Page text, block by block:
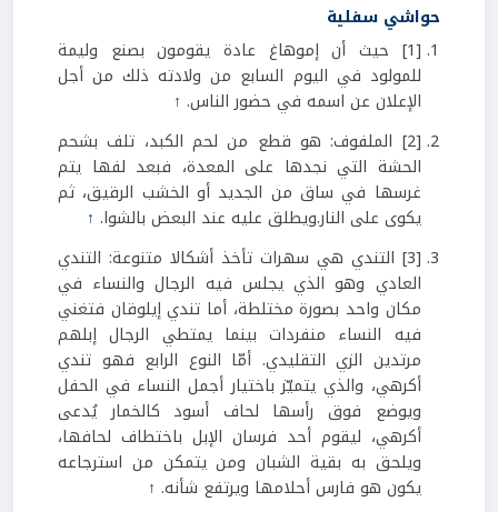
حواشي سفلية
[1] حيث أن إموهاغ عادة يقومون بصنع وليمة
للمولود في اليوم السابع من ولادته ذلك من أجل
الإعلان عن اسمه في حضور الناس. ↑
[2] الملفوف: هو قطع من لحم الكبد، تلف بشحم
الحشة التي نجدها على المعدة، فبعد لفها يتم
غرسها في ساق من الجديد أو الخشب الرقيق، ثم
يكوى على النار.ويطلق عليه عند البعض بالشوا. ↑
[3] التندي هي سهرات تأخذ أشكالا متنوعة: التندي
العادي وهو الذي يجلس فيه الرجال والنساء في
مكان واحد بصورة مختلطة، أما تندي إيلوقان فتغني
فيه النساء منفردات بينما يمتطي الرجال إبلهم
مرتدين الزي التقليدي. أمّا النوع الرابع فهو تندي
أكرهي، والذي يتميّز باختيار أجمل النساء في الحفل
ويوضع فوق رأسها لحاف أسود كالخمار يُدعى
أكرهي، ليقوم أحد فرسان الإبل باختطاف لحافها،
ويلحق به بقية الشبان ومن يتمكن من استرجاعه
يكون هو فارس أحلامها ويرتفع شأنه. ↑